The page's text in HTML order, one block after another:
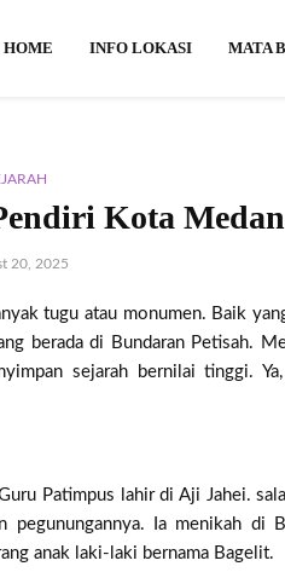
HOME INFO LOKASI MATA
Kota Medan
20, 2025
tugu atau monumen. Baik
berada di Bundaran Petisah.
sejarah bernilai tinggi.
Patimpus lahir di Aji Jahei.
pegunungannya. Ia menikah di
anak laki-laki bernama Bagelit.